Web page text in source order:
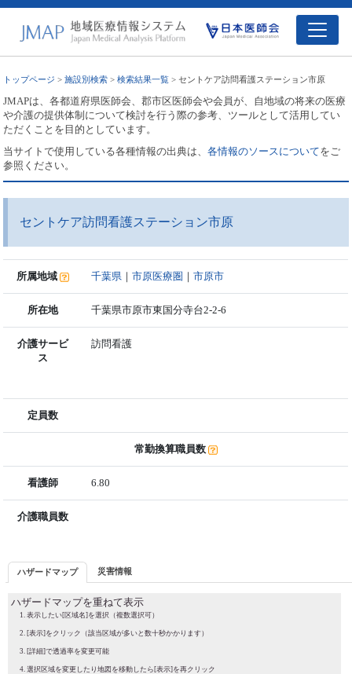
トップページ >施設別検索 >検索結果一覧 > セントケア訪問看護ステーション市原
JMAPは、各都道府県医師会、郡市区医師会や会員が、自地域の将来の医療
や介護の提供体制について検討を行う際の参考、ツールとして活用してい
ただくことを目的としています。
当サイトで使用している各種情報の出典は、各情報のソースについてをご
参照ください。
セントケア訪問看護ステーション市原
所属地域 千葉県 ｜市原医療圏 ｜市原市
所在地 千葉県市原市東国分寺台2-2-6
介護サービ
ス
訪問看護
定員数
常勤換算職員数
看護師 6.80
介護職員数
ハザードマップ 災害情報
ハザードマップを重ねて表示
表示したい[区域名]を選択（複数選択可）
[表示]をクリック（該当区域が多いと数十秒かかります）
[詳細]で透過率を変更可能
選択区域を変更したり地図を移動したら[表示]を再クリック